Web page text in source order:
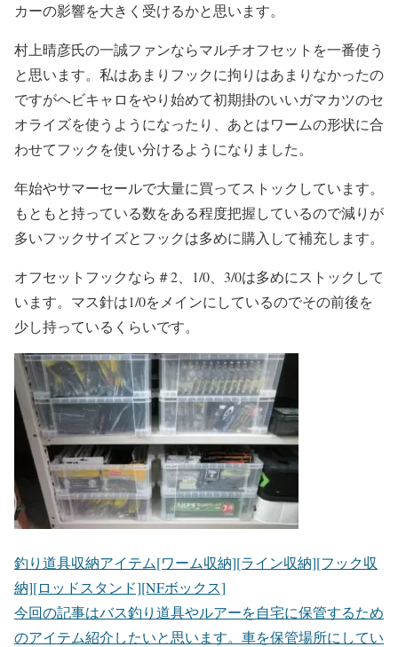
カーの影響を大きく受けるかと思います。
村上晴彦氏の一誠ファンならマルチオフセットを一番使う
と思います。私はあまりフックに拘りはあまりなかったの
ですがヘビキャロをやり始めて初期掛のいいガマカツのセ
オライズを使うようになったり、あとはワームの形状に合
わせてフックを使い分けるようになりました。
年始やサマーセールで大量に買ってストックしています。
もともと持っている数をある程度把握しているので減りが
多いフックサイズとフックは多めに購入して補充します。
オフセットフックなら＃2、1/0、3/0は多めにストックして
います。マス針は1/0をメインにしているのでその前後を
少し持っているくらいです。
釣り道具収納アイテム[ワーム収納][ライン収納][フック収
納][ロッドスタンド][NFボックス]
今回の記事はバス釣り道具やルアーを自宅に保管するため
のアイテム紹介したいと思います。車を保管場所にしてい